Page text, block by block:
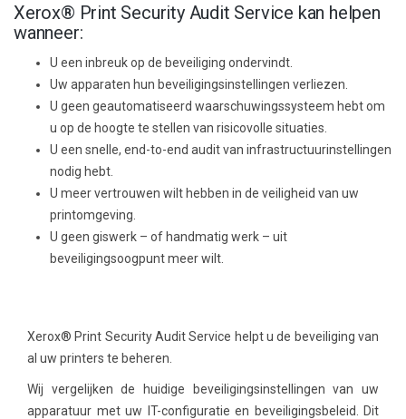
Xerox® Print Security Audit Service kan helpen
wanneer:
U een inbreuk op de beveiliging ondervindt.
Uw apparaten hun beveiligingsinstellingen verliezen.
U geen geautomatiseerd waarschuwingssysteem hebt om
u op de hoogte te stellen van risicovolle situaties.
U een snelle, end-to-end audit van infrastructuurinstellingen
nodig hebt.
U meer vertrouwen wilt hebben in de veiligheid van uw
printomgeving.
U geen giswerk – of handmatig werk – uit
beveiligingsoogpunt meer wilt.
Xerox® Print Security Audit Service helpt u de beveiliging van
al uw printers te beheren.
Wij vergelijken de huidige beveiligingsinstellingen van uw
apparatuur met uw IT-configuratie en beveiligingsbeleid. Dit